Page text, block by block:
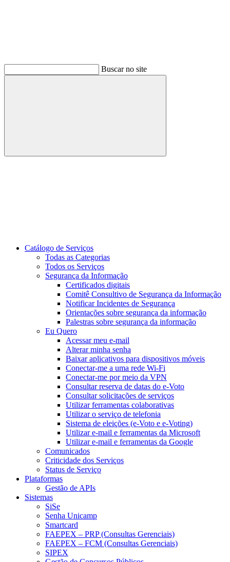
Buscar no site
Buscar
Catálogo de Serviços
Todas as Categorias
Todos os Serviços
Segurança da Informação
Certificados digitais
Comitê Consultivo de Segurança da Informação
Notificar Incidentes de Segurança
Orientações sobre segurança da informação
Palestras sobre segurança da informação
Eu Quero
Acessar meu e-mail
Alterar minha senha
Baixar aplicativos para dispositivos móveis
Conectar-me a uma rede Wi-Fi
Conectar-me por meio da VPN
Consultar reserva de datas do e-Voto
Consultar solicitações de serviços
Utilizar ferramentas colaborativas
Utilizar o serviço de telefonia
Sistema de eleições (e-Voto e e-Voting)
Utilizar e-mail e ferramentas da Microsoft
Utilizar e-mail e ferramentas da Google
Comunicados
Criticidade dos Serviços
Status de Serviço
Plataformas
Gestão de APIs
Sistemas
SiSe
Senha Unicamp
Smartcard
FAEPEX – PRP (Consultas Gerenciais)
FAEPEX – FCM (Consultas Gerenciais)
SIPEX